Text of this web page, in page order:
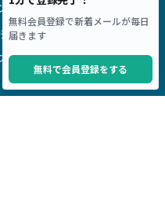
居抜き物件
き物件
スケルトン